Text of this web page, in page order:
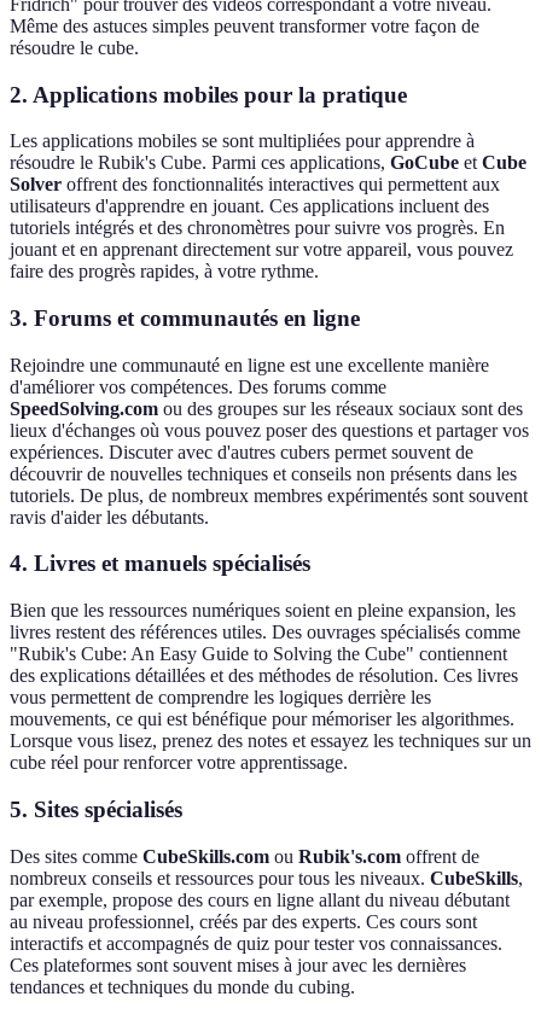
Même des astuces simples peuvent transformer votre façon de
résoudre le cube.
2. Applications mobiles pour la pratique
Les applications mobiles se sont multipliées pour apprendre à
résoudre le Rubik's Cube. Parmi ces applications, GoCube et Cube
Solver offrent des fonctionnalités interactives qui permettent aux
utilisateurs d'apprendre en jouant. Ces applications incluent des
tutoriels intégrés et des chronomètres pour suivre vos progrès. En
jouant et en apprenant directement sur votre appareil, vous pouvez
faire des progrès rapides, à votre rythme.
3. Forums et communautés en ligne
Rejoindre une communauté en ligne est une excellente manière
d'améliorer vos compétences. Des forums comme
SpeedSolving.com ou des groupes sur les réseaux sociaux sont des
lieux d'échanges où vous pouvez poser des questions et partager vos
expériences. Discuter avec d'autres cubers permet souvent de
découvrir de nouvelles techniques et conseils non présents dans les
tutoriels. De plus, de nombreux membres expérimentés sont souvent
ravis d'aider les débutants.
4. Livres et manuels spécialisés
Bien que les ressources numériques soient en pleine expansion, les
livres restent des références utiles. Des ouvrages spécialisés comme
"Rubik's Cube: An Easy Guide to Solving the Cube" contiennent
des explications détaillées et des méthodes de résolution. Ces livres
vous permettent de comprendre les logiques derrière les
mouvements, ce qui est bénéfique pour mémoriser les algorithmes.
Lorsque vous lisez, prenez des notes et essayez les techniques sur un
cube réel pour renforcer votre apprentissage.
5. Sites spécialisés
Des sites comme CubeSkills.com ou Rubik's.com offrent de
nombreux conseils et ressources pour tous les niveaux. CubeSkills,
par exemple, propose des cours en ligne allant du niveau débutant
au niveau professionnel, créés par des experts. Ces cours sont
interactifs et accompagnés de quiz pour tester vos connaissances.
Ces plateformes sont souvent mises à jour avec les dernières
tendances et techniques du monde du cubing.